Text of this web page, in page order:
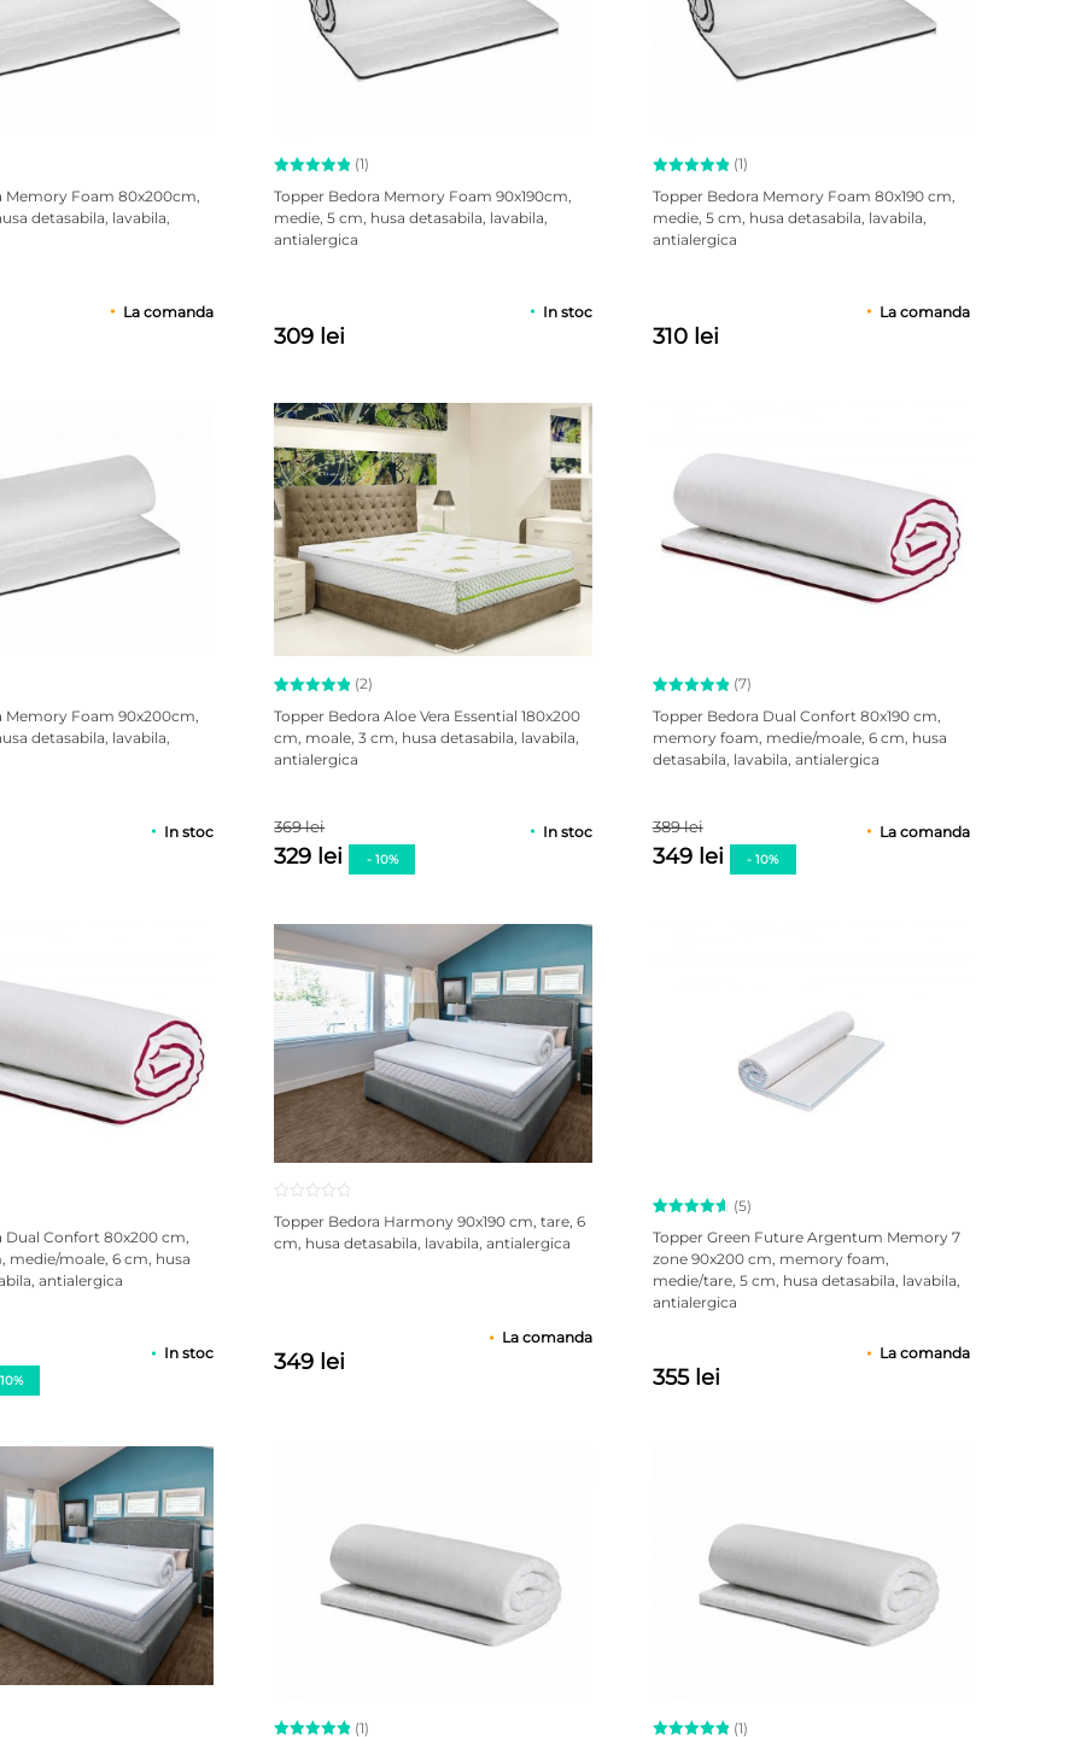
Memory Foam 80x200cm,
detasabila, lavabila,
La comanda
Evaluat la
5.00
din 5 pe
baza unei
(1)
Topper Bedora Memory Foam 90x190cm,
medie, 5 cm, husa detasabila, lavabila,
antialergica
309 lei
In stoc
Evaluat la
5.00
din 5 pe
baza unei
(1)
Topper Bedora Memory Foam 80x190 cm,
medie, 5 cm, husa detasabila, lavabila,
antialergica
310 lei
La comanda
Memory Foam 90x200cm,
detasabila, lavabila,
In stoc
Evaluat la
5.00
din 5 pe
baza a
2
(2)
Topper Bedora Aloe Vera Essential 180x200
cm, moale, 3 cm, husa detasabila, lavabila,
antialergica
369 lei
329 lei - 10%
In stoc
Evaluat la
5.00
din 5 pe
baza a
7
(7)
Topper Bedora Dual Confort 80x190 cm,
memory foam, medie/moale, 6 cm, husa
detasabila, lavabila, antialergica
389 lei
349 lei - 10%
La comanda
Dual Confort 80x200 cm,
medie/moale, 6 cm, husa
antialergica
In stoc
Topper Bedora Harmony 90x190 cm, tare, 6
cm, husa detasabila, lavabila, antialergica
349 lei
La comanda
Evaluat la
4.80
din 5 pe
baza a
5
evaluări
(5)
Topper Green Future Argentum Memory 7
zone 90x200 cm, memory foam,
medie/tare, 5 cm, husa detasabila, lavabila,
antialergica
355 lei
La comanda
(1) (1)